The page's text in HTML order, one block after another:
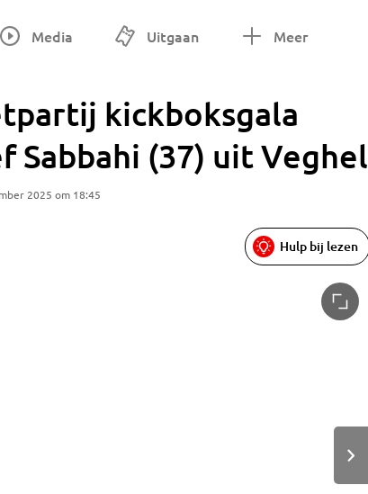
Media Uitgaan Meer
kickboksgala
Sabbahi (37) uit Veghel
2025 om 18:45
Hulp bij lezen